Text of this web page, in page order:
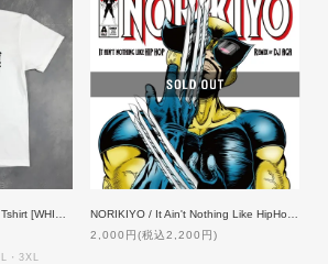
・3XL
2,000円(税込2,200円)